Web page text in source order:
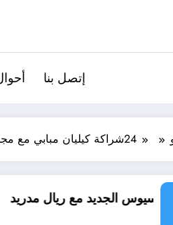
إتصل بنا
24شراكة كيليان مبابي مع
مدريد العقل